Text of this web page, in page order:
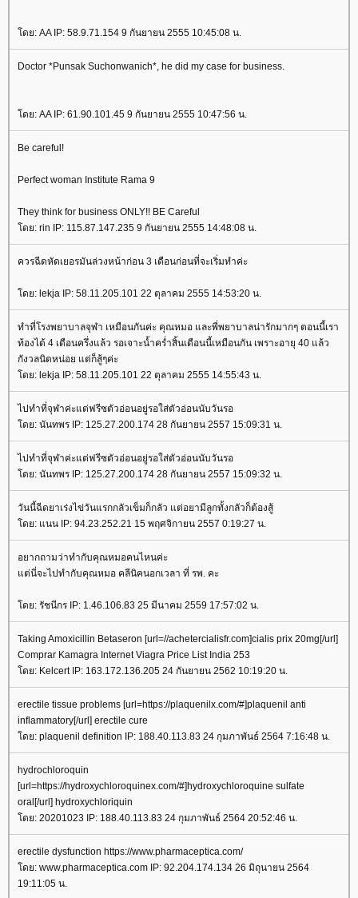
ดย: AA IP: 58.9.71.154 9 กันยายน 2555 10:45:08 น.
Doctor *Punsak Suchonwanich*, he did my case for business.
ดย: AA IP: 61.90.101.45 9 กันยายน 2555 10:47:56 น.
Be careful!
Perfect woman Institute Rama 9
They think for business ONLY!! BE Careful
ดย: rin IP: 115.87.147.235 9 กันยายน 2555 14:48:08 น.
ควรฉีดหัดเยอรมันล่วงหน้าก่อน 3 เดือนก่อนที่จะเริ่มทำค่ะ
ดย: lekja IP: 58.11.205.101 22 ตุลาคม 2555 14:53:20 น.
ทำที่โรงพยาบาลจุฬา เหมือนกันค่ะ คุณหมอ และพี่พยาบาลน่ารักมากๆ ตอนนี้เรา
ท้องได้ 4 เดือนครึ่งแล้ว รอเจาะน้ำคร่ำสิ้นเดือนนี้เหมือนกัน เพราะอายุ 40 แล้ว
กังวลนิดหน่อย แต่ก็สู้ๆค่ะ
ดย: lekja IP: 58.11.205.101 22 ตุลาคม 2555 14:55:43 น.
ไปทำที่จุฬาค่ะแต่ฟรีซตัวอ่อนอยู่รอใส่ตัวอ่อนนับวันรอ
ดย: นันทพร IP: 125.27.200.174 28 กันยายน 2557 15:09:31 น.
ไปทำที่จุฬาค่ะแต่ฟรีซตัวอ่อนอยู่รอใส่ตัวอ่อนนับวันรอ
ดย: นันทพร IP: 125.27.200.174 28 กันยายน 2557 15:09:32 น.
วันนี้ฉีดยาเร่งไข่วันแรกกลัวเข็มก็กลัว แต่อยามีลูกทั้งกลัวก็ต้องสู้
ดย: แนน IP: 94.23.252.21 15 พฤศจิกายน 2557 0:19:27 น.
อยากถามว่าทำกับคุณหมอคนไหนค่ะ
ต่นี่จะไปทำกับคุณหมอ คลีนิคนอกเวลา ที่ รพ. คะ
ดย: รัชนีกร IP: 1.46.106.83 25 มีนาคม 2559 17:57:02 น.
Taking Amoxicillin Betaseron [url=//achetercialisfr.com]cialis prix 20mg[/url]
Comprar Kamagra Internet Viagra Price List India 253
ดย: Kelcert IP: 163.172.136.205 24 กันยายน 2562 10:19:20 น.
erectile tissue problems [url=https://plaquenilx.com/#]plaquenil anti
inflammatory[/url] erectile cure
ดย: plaquenil definition IP: 188.40.113.83 24 กุมภาพันธ์ 2564 7:16:48 น.
hydrochloroquin
[url=https://hydroxychloroquinex.com/#]hydroxychloroquine sulfate
oral[/url] hydroxychloriquin
ดย: 20201023 IP: 188.40.113.83 24 กุมภาพันธ์ 2564 20:52:46 น.
erectile dysfunction https://www.pharmaceptica.com/
ดย: www.pharmaceptica.com IP: 92.204.174.134 26 มิถุนายน 2564
19:11:05 น.